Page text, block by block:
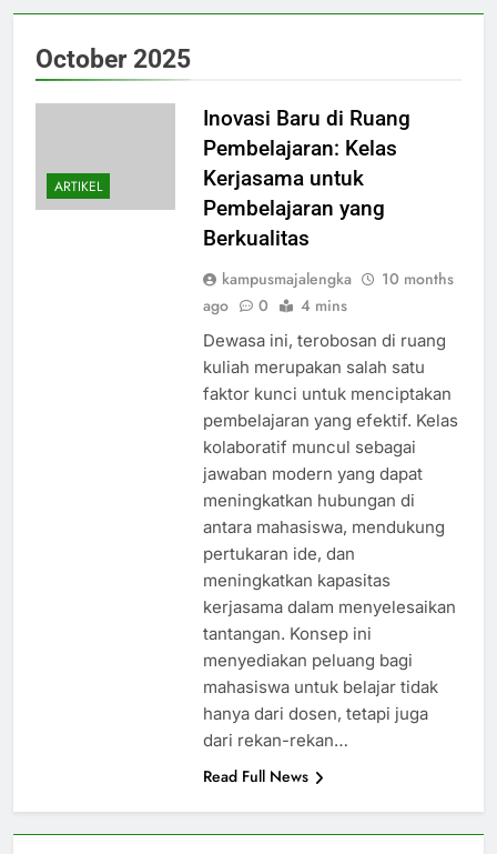
October 2025
ARTIKEL
Inovasi Baru di Ruang
Pembelajaran: Kelas
Kerjasama untuk
Pembelajaran yang
Berkualitas
kampusmajalengka
10 months
ago
0 4 mins
Dewasa ini, terobosan di ruang
kuliah merupakan salah satu
faktor kunci untuk menciptakan
pembelajaran yang efektif. Kelas
kolaboratif muncul sebagai
jawaban modern yang dapat
meningkatkan hubungan di
antara mahasiswa, mendukung
pertukaran ide, dan
meningkatkan kapasitas
kerjasama dalam menyelesaikan
tantangan. Konsep ini
menyediakan peluang bagi
mahasiswa untuk belajar tidak
hanya dari dosen, tetapi juga
dari rekan-rekan…
Read Full News